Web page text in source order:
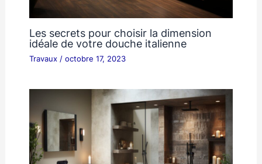
Les secrets pour choisir la dimension
idéale de votre douche italienne
Travaux/ octobre 17, 2023